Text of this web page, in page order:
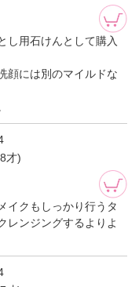
し用石けんとして購入
顔には別のマイルドな
才)
イクもしっかり行うタ
レンジングするよりよ